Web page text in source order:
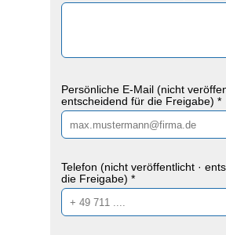
Persönliche E-Mail (nicht
entscheidend für die Freigabe) *
Telefon (nicht veröffentlicht ·
die Freigabe) *